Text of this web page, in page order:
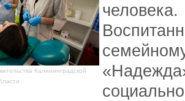
Калининградской
человека.